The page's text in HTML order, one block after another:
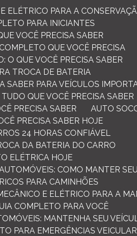
ELÉTRICO PARA A
PARA INICIANTES
VOCÊ PRECISA SABER
QUE VOCÊ PRECISA
O QUE VOCÊ PRECISA SABER
TROCA DE BATERIA
SABER PARA VEÍCULOS
QUE VOCÊ PRECISA SABER
PRECISA SABER
AUTO
PRECISA SABER HOJE
24 HORAS CONFIÁVEL
DA BATERIA DO CARRO
ELÉTRICA HOJE
COMO MANTER
PARA CAMINHÕES
E ELÉTRICO PARA A
COMPLETO PARA VOCÊ
MANTENHA SEU
PARA EMERGÊNCIAS